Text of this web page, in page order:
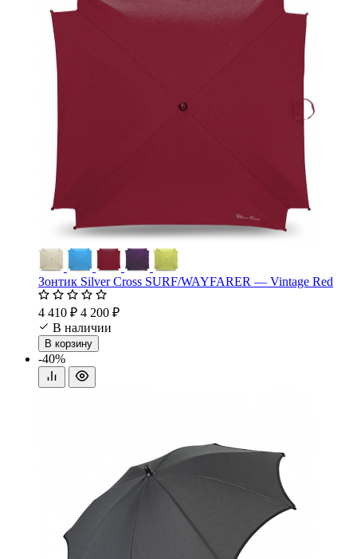
Зонтик Silver Cross SURF/WAYFARER — Vintage Red
4 410 ₽ 4 200 ₽
В наличии
В корзину
-40%